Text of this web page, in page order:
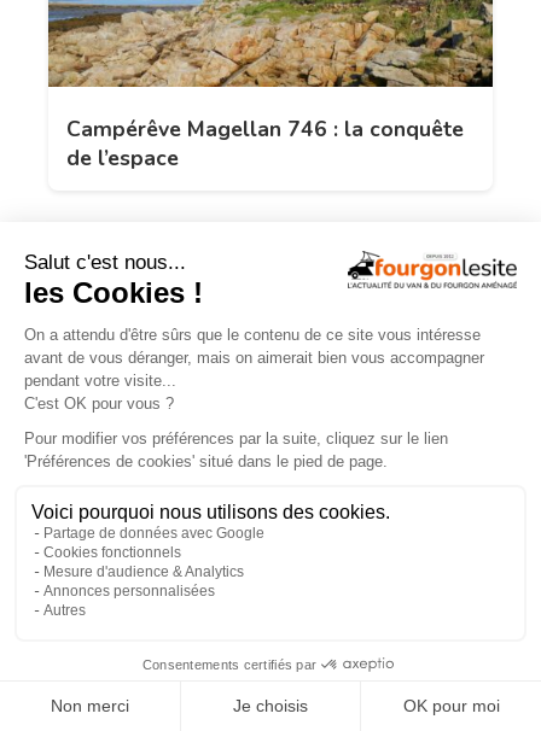
Campérêve Magellan 746 : la conquête
de l’espace
TROUVEZ
UN AMÉNAGEUR
PRÈS DE CHEZ VOUS !
260professionnels de l'aménagement de vans
et de fourgons référencés partout en France !
Recherche
géolocalisée
par services
aménageurs